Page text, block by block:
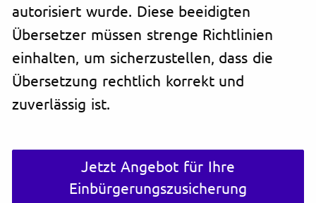
autorisiert wurde. Diese beeidigten
Übersetzer müssen strenge Richtlinien
einhalten, um sicherzustellen, dass die
Übersetzung rechtlich korrekt und
zuverlässig ist.
Jetzt Angebot für Ihre
Einbürgerungszusicherung